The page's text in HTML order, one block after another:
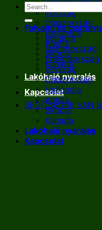
Franciaország
Írország
Olaszország
Hollandia
Anglia
Skócia
Kanada
Lakóhajó nyaralás
Kapcsolat
SEGÍTSÉGRE VAN
Folyami és
Belgium
Németország
Franciaország
Írország
Olaszország
Hollandia
Anglia
Skócia
Kanada
Lakóhajó nyaralás
Kapcsolat